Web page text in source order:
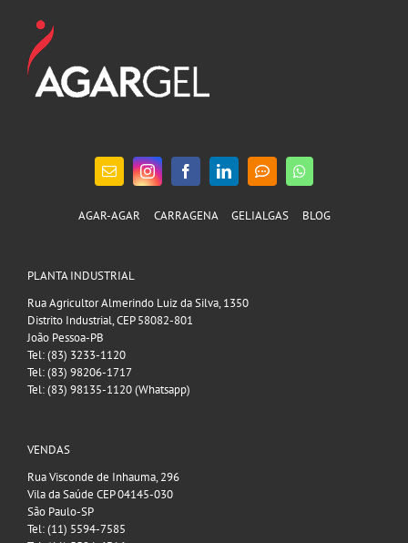
AGAR-AGAR CARRAGENA GELIALGAS BLOG
PLANTA INDUSTRIAL
Rua Agricultor Almerindo Luiz da Silva, 1350
Distrito Industrial, CEP 58082-801
João Pessoa-PB
Tel: (83) 3233-1120
Tel: (83) 98206-1717
Tel: (83) 98135-1120 (Whatsapp)
VENDAS
Rua Visconde de Inhauma, 296
Vila da Saúde CEP 04145-030
São Paulo-SP
Tel: (11) 5594-7585